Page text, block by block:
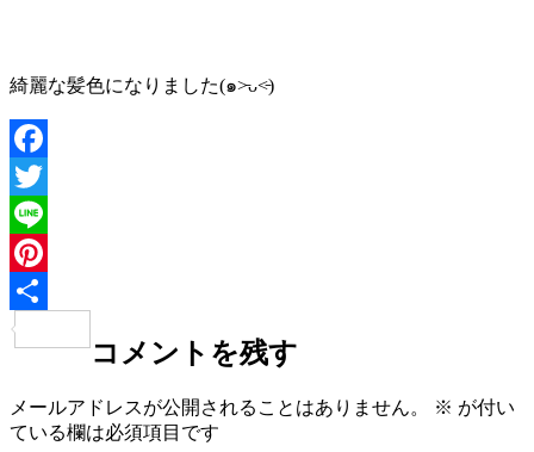
綺麗な髪色になりました(๑˃̵ᴗ˂̵)
Facebook
Twitter
Line
Pinterest
有
コメントを残す
メールアドレスが公開されることはありません。 ※ が付い
ている欄は必須項目です